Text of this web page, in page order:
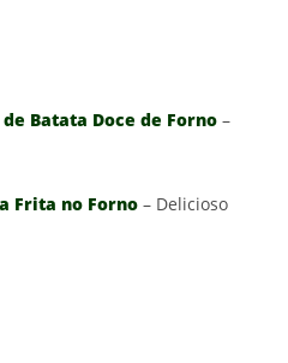
de Batata Doce de Forno –
Frita no Forno – Delicioso